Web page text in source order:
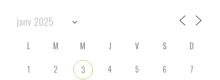
L M M J V S
D
1
2 3 4 5 6 7